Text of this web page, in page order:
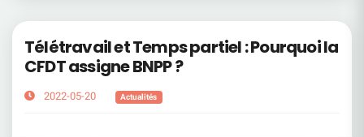
Télétravail et Temps partiel : Pourquoi la
CFDT assigne BNPP ?
2022-05-20 Actualités